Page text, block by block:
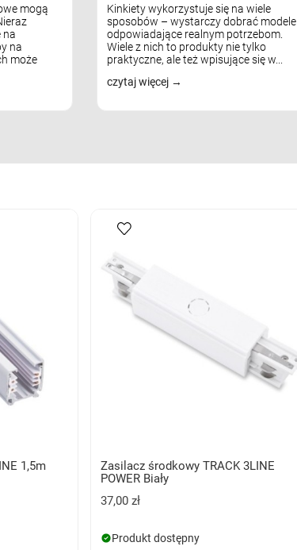
mogą
na
na
może
Kinkiety wykorzystuje się na wiele
sposobów – wystarczy dobrać modele
odpowiadające realnym potrzebom.
Wiele z nich to produkty nie tylko
praktyczne, ale też wpisujące się w...
czytaj więcej
1,5m
Zasilacz środkowy TRACK 3LINE
POWER Biały
37,00 zł
Produkt dostępny